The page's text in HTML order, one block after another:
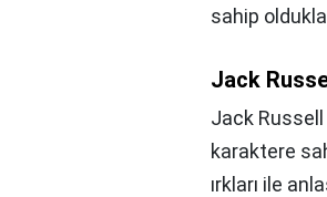
sahip
Jack
Jack
karaktere
ırkları ile